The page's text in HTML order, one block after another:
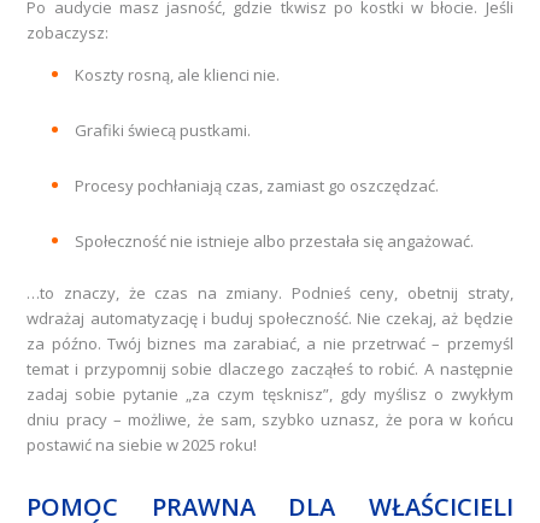
Po audycie masz jasność, gdzie tkwisz po kostki w błocie. Jeśli
zobaczysz:
Koszty rosną, ale klienci nie.
Grafiki świecą pustkami.
Procesy pochłaniają czas, zamiast go oszczędzać.
Społeczność nie istnieje albo przestała się angażować.
…to znaczy, że czas na zmiany. Podnieś ceny, obetnij straty,
wdrażaj automatyzację i buduj społeczność. Nie czekaj, aż będzie
za późno. Twój biznes ma zarabiać, a nie przetrwać – przemyśl
temat i przypomnij sobie dlaczego zacząłeś to robić. A następnie
zadaj sobie pytanie „za czym tęsknisz”, gdy myślisz o zwykłym
dniu pracy – możliwe, że sam, szybko uznasz, że pora w końcu
postawić na siebie w 2025 roku!
POMOC PRAWNA DLA WŁAŚCICIELI